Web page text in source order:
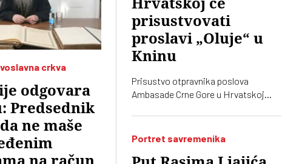
crkva
odgovara
Predsednik
ne maše
Hrvatskoj će
prisustvovati
proslavi „Oluje“ u
Kninu
Prisustvo otpravnika poslova
Ambasade Crne Gore u Hrvatskoj
Srbiji. Vučić je poručio da je reč o
srpskim narodom
Portret savremenika